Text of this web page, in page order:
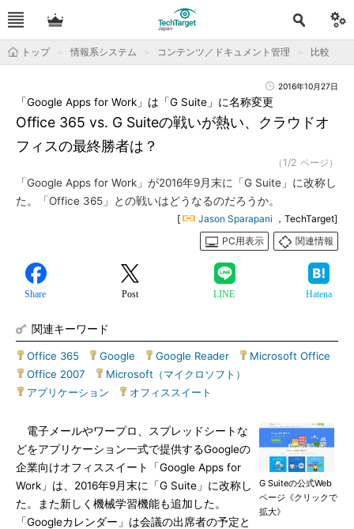
トップ 情報系システム コンテンツ／ドキュメント管理 比較
2016年10月27日
Office 365 vs. G Suiteの戦いが熱い、クラウドオ
フィスの最終勝者は？
「Google Apps for Work」は「G Suite」に名称変更
（1/2 ページ）
「Google Apps for Work」が2016年9月末に「G Suite」に改称し
た。「Office 365」との戦いはどうなるのだろうか。
[ Jason Sparapani ，TechTarget]
PC用表示
関連情報
Share Post LINE Hatena
関連キーワード
Office 365 Google Google Reader Microsoft Office
Office 2007
Microsoft（マイクロソフト）
アプリケーション
オフィススイート
G Suiteの公式Web
ページ《クリックで
拡大》
電子メールやワープロ、スプレッドシートな
どをアプリケーション一式で提供するGoogleの
企業向けオフィススイート「Google Apps for
Work」は、2016年9月末に「G Suite」に改称し
た。また新しく機械学習機能も追加した。
「Googleカレンダー」は会議の出席者の予定と